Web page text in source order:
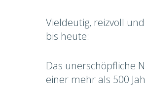
Vieldeutig, reizvoll
bis heute:
Das unerschöpfliche
einer mehr als 500